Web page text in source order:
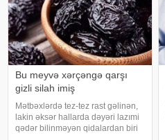
Bu meyvə xərçəngə qarşı
gizli silah imiş
Mətbəxlərdə tez-tez rast gəlinən,
lakin əksər hallarda dəyəri lazımi
qədər bilinməyən qidalardan biri